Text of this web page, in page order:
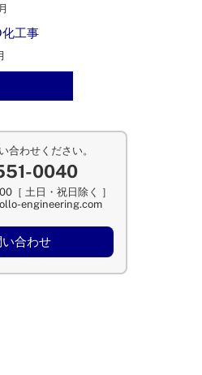
工事
合わせください。
0040
［ 土日・祝日除く ］
engineering.com
い合わせ